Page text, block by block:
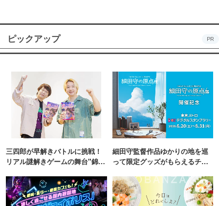
ピックアップ PR
三四郎が早解きバトルに挑戦！
リアル謎解きゲームの舞台"錦糸
細田守監督作品ゆかりの地を巡
って限定グッズがもらえるチャ